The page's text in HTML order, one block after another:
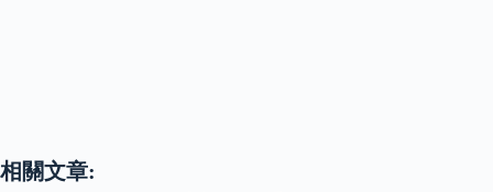
相關文章: